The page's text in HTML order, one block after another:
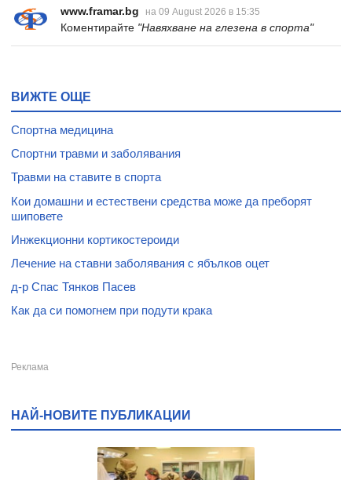
www.framar.bg на 09 August 2026 в 15:35
Коментирайте "Навяхване на глезена в спорта"
ВИЖТЕ ОЩЕ
Спортна медицина
Спортни травми и заболявания
Травми на ставите в спорта
Кои домашни и естествени средства може да преборят
шиповете
Инжекционни кортикостероиди
Лечение на ставни заболявания с ябълков оцет
д-р Спас Тянков Пасев
Как да си помогнем при подути крака
НАЙ-НОВИТЕ ПУБЛИКАЦИИ